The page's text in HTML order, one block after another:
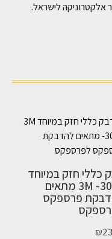
אלקטרוניקה לישראל.
כללי חזק במיוחד
3M -3030 מתאים
פרספקס
₪